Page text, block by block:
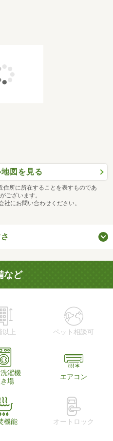
図を見る
所に所在することを表すものであ
ございます。
にお問い合わせください。
など
以上 ペット相談可
濯機
場
エアコン
機能 オートロック